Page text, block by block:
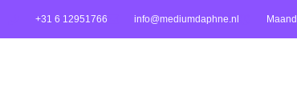
+31 6 12951766 info@mediumdaphne.nl